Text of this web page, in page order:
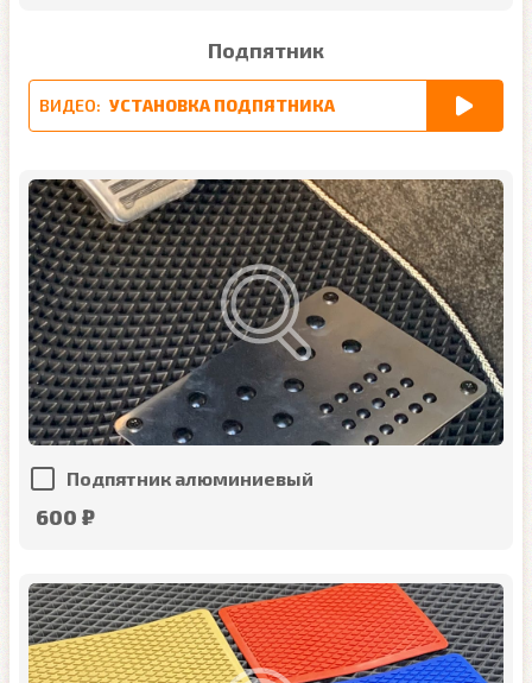
Подпятник
ВИДЕО: УСТАНОВКА ПОДПЯТНИКА
Подпятник алюминиевый
600 ₽